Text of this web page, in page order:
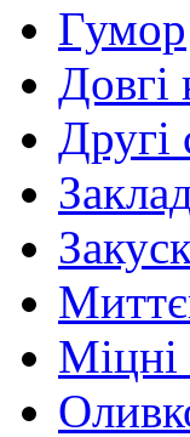
Гумор
Довгі
Другі
Міцні